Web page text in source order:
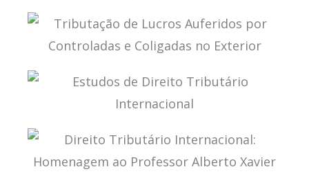
TAX SOVEREIGNTY IN THE BEPS ERA
TRIBUTAÇÃO DE LUCROS AUFERIDOS POR
CONTROLADAS E COLIGADAS NO EXTERIOR
ESTUDOS DE DIREITO TRIBUTÁRIO
INTERNACIONAL